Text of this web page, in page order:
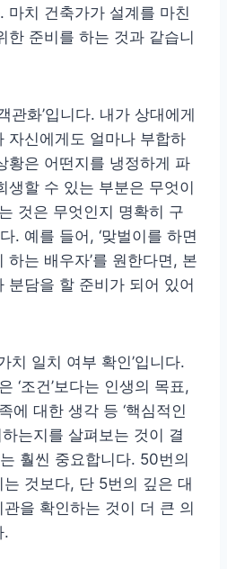
마치 건축가가 설계를 마친
한 준비를 하는 것과 같습니
관화’입니다. 내가 상대에게
자신에게도 얼마나 부합하
황은 어떤지를 냉정하게 파
생할 수 있는 부분은 무엇이
것은 무엇인지 명확히 구
. 예를 들어, ‘맞벌이를 하면
는 배우자’를 원한다면, 본
분담을 할 준비가 되어 있어
치 일치 여부 확인’입니다.
‘조건’보다는 인생의 목표,
에 대한 생각 등 ‘핵심적인
는지를 살펴보는 것이 결
훨씬 중요합니다. 50번의
것보다, 단 5번의 깊은 대
을 확인하는 것이 더 큰 의
.